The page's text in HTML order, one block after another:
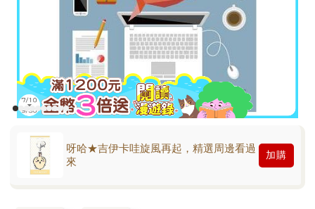
呀哈★吉伊卡哇旋風再起，精選周邊看過
來
加購